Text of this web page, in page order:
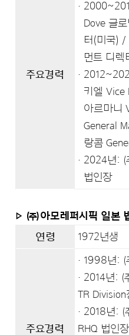
주요경력
Dove 글
터(미국) /
먼트 디렉
키엘 Vice
아르마니
General
랑콤
2024년:
법인장
▷ ㈜아모레퍼시픽 일본
연령
1972년생
주요경력
· 1998년:
· 2014년:
TR Division
· 2018년:
RHQ 법인장